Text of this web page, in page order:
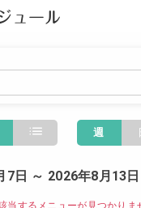
ュール